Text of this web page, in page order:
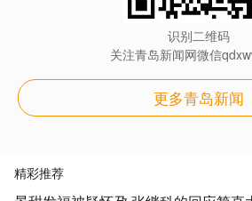
识别二维码
关注青岛新闻网微信
更多青岛新闻
精彩推荐